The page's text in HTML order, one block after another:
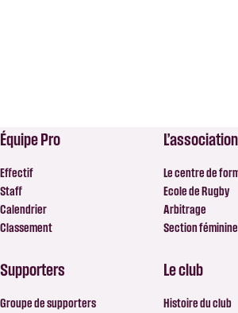
Équipe Pro
Effectif
Staff
Calendrier
Classement
L’association
Le centre de
Ecole de Rugby
Arbitrage
Section féminine
Supporters
Groupe de supporters
Le club
Histoire du club